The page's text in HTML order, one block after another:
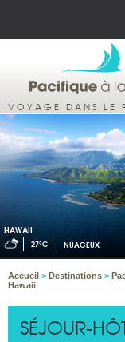
VOYAGE DANS LE
HAWAII
27°C NUAGEUX
Accueil > Destinations >
Hawaii
SÉJOUR-